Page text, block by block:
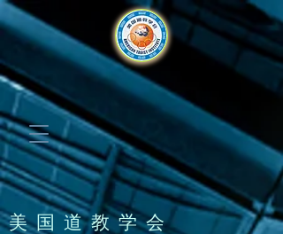
美 国 道 教 学 会